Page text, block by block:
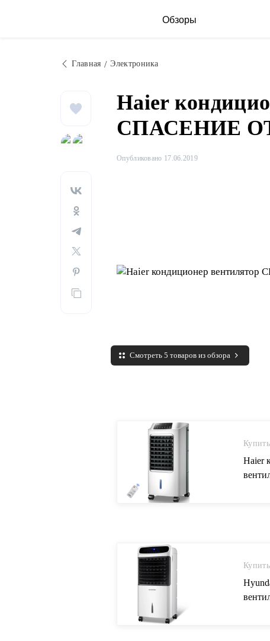
Обзоры
Главная Электроника
Haier
СПАСЕНИЕ
Опубликовано 17.06.2019
Смотреть 5 товаров из обзора
Haier